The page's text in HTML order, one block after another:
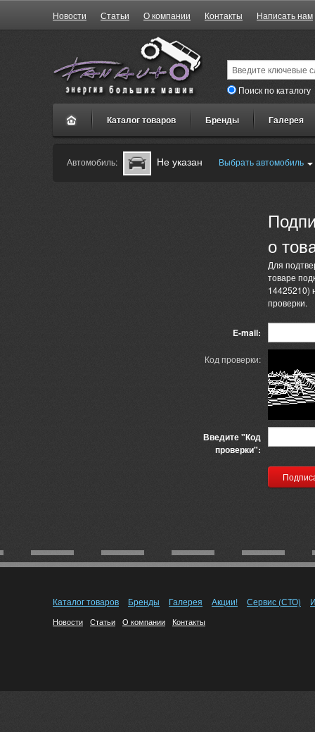
Новости Статьи О компании Контакты Написать нам
Поиск по каталогу
Каталог товаров Бренды Галерея
Автомобиль: Не указан Выбрать автомобиль
о
Для
товаре
14425210)
проверки.
E-mail:
Код проверки:
Введите "Код
проверки":
Каталог товаров Бренды Галерея Акции! Сервис (СТО)
Новости Статьи О компании Контакты